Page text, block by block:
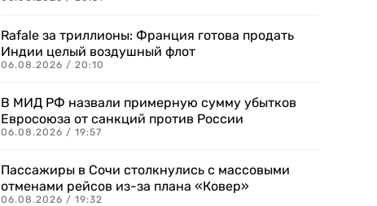
Rafale за триллионы: Франция готова продать
Индии целый воздушный флот
06.08.2026 / 20:10
В МИД РФ назвали примерную сумму убытков
Евросоюза от санкций против России
06.08.2026 / 19:57
Пассажиры в Сочи столкнулись с массовыми
отменами рейсов из-за плана «Ковер»
06.08.2026 / 19:32